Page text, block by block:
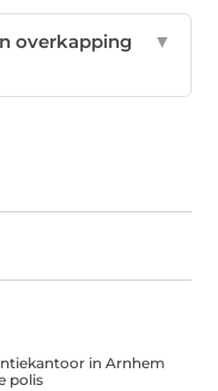
overkapping
▼
in Arnhem
polis